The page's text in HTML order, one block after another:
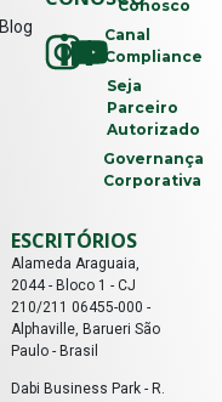
Blog
Conosco
Canal
Compliance
Seja
Parceiro
Autorizado
Governança
Corporativa
ESCRITÓRIOS
Alameda Araguaia,
2044 - Bloco 1 - CJ
210/211 06455-000 -
Alphaville, Barueri São
Paulo - Brasil
Dabi Business Park - R.